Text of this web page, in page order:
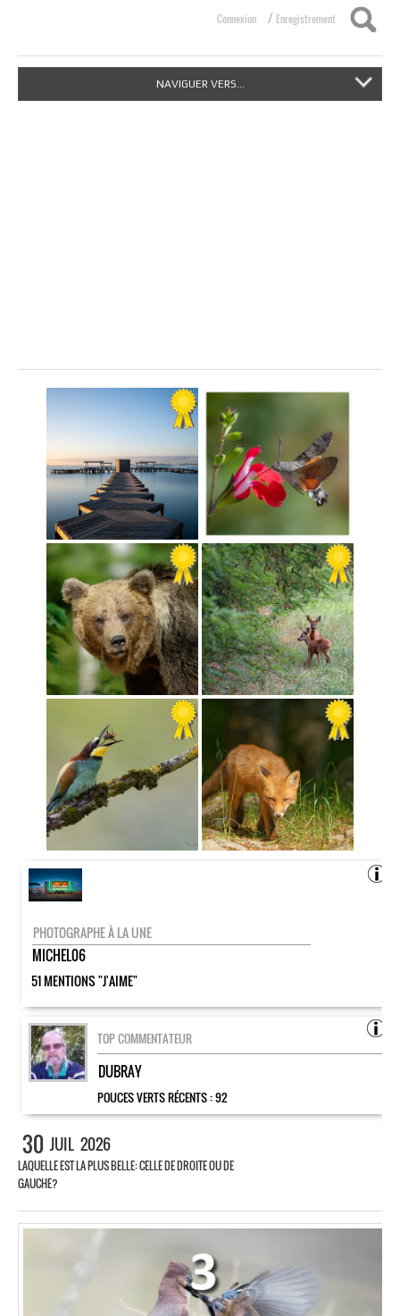
Connexion / Enregistrement
NAVIGUER VERS...
PHOTOGRAPHE À LA UNE
MICHEL06
51 MENTIONS "J'AIME"
TOP COMMENTATEUR
DUBRAY
POUCES VERTS RÉCENTS :92
30 JUIL 2026
LAQUELLE EST LA PLUS BELLE: CELLE DE DROITE OU DE
GAUCHE?